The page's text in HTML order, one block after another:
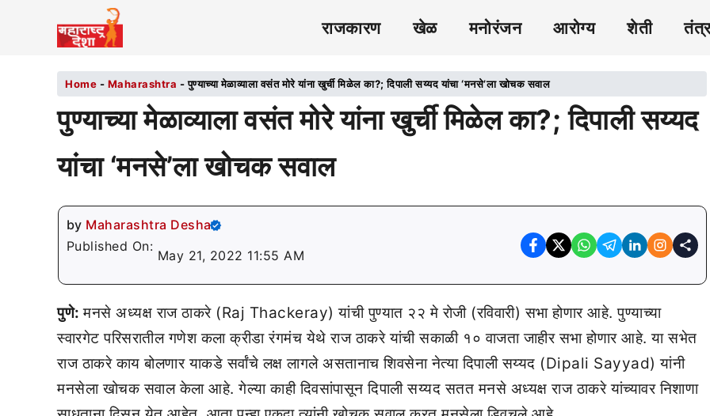
राजकारण खेळ मनोरंजन आरोग्य शेती
Home - Maharashtra -पुण्याच्या मेळाव्याला वसंत मोरे यांना खुर्ची मिळेल का?; दिपाली सय्यद यांचा ‘मनसे’ला खोचक सवाल
पुण्याच्या मेळाव्याला वसंत मोरे यांना खुर्ची मिळेल का?; दिपाली सय्यद
यांचा ‘मनसे’ला खोचक सवाल
by Maharashtra Desha
Published On:
May 21, 2022 11:55 AM
पुणे:मनसे अध्यक्ष राज ठाकरे (Raj Thackeray) यांची पुण्यात २२ मे रोजी (रविवारी) सभा होणार आहे. पुण्याच्या
स्वारगेट परिसरातील गणेश कला क्रीडा रंगमंच येथे राज ठाकरे यांची सकाळी १० वाजता जाहीर सभा होणार आहे. या सभेत
राज ठाकरे काय बोलणार याकडे सर्वांचे लक्ष लागले असतानाच शिवसेना नेत्या दिपाली सय्यद (Dipali Sayyad) यांनी
मनसेला खोचक सवाल केला आहे. गेल्या काही दिवसांपासून दिपाली सय्यद सतत मनसे अध्यक्ष राज ठाकरे यांच्यावर निशाणा